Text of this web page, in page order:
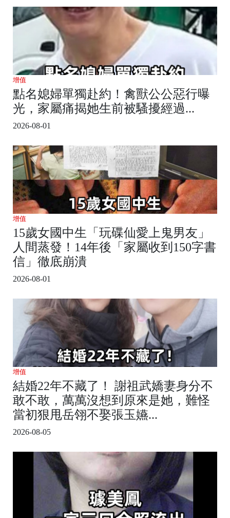
增值
點名媳婦單獨赴約！禽獸公公惡行曝
光，家屬痛揭她生前被騷擾經過...
2026-08-01
增值
15歲女國中生「玩碟仙愛上鬼男友」
人間蒸發！14年後「家屬收到150字書
信」徹底崩潰
2026-08-01
增值
結婚22年不藏了！ 謝祖武嬌妻身分不
敢不敢，萬萬沒想到原來是她，難怪
當初狠甩岳翎不娶張玉嬿...
2026-08-05